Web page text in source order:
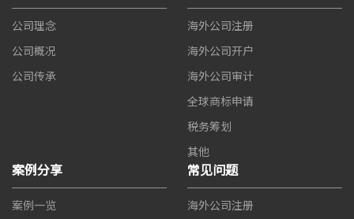
公司理念
公司概况
公司传承
海外公司注册
海外公司开户
海外公司审计
全球商标申请
税务筹划
其他
案例分享
案例一览
常见问题
海外公司注册